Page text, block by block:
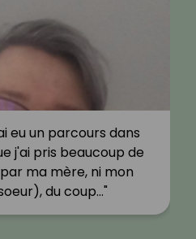
eu un parcours dans
j'ai pris beaucoup de
ma mère, ni mon
du coup…"